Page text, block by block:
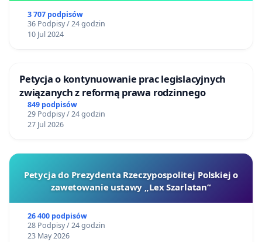
3 707 podpisów
36 Podpisy / 24 godzin
10 Jul 2024
Petycja o kontynuowanie prac legislacyjnych
związanych z reformą prawa rodzinnego
849 podpisów
29 Podpisy / 24 godzin
27 Jul 2026
Petycja do Prezydenta Rzeczypospolitej Polskiej o
zawetowanie ustawy „Lex Szarlatan”
26 400 podpisów
28 Podpisy / 24 godzin
23 May 2026